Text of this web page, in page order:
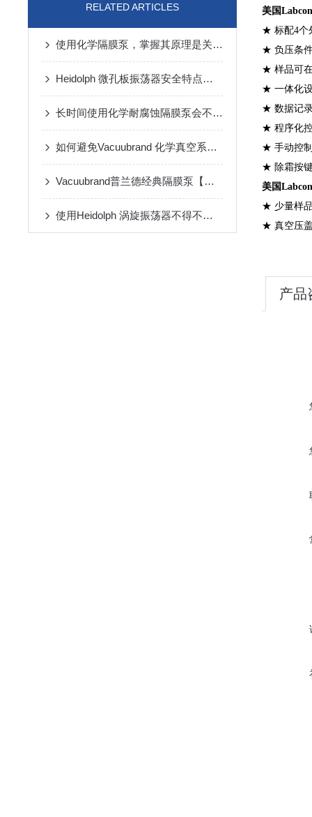
RELATED ARTICLES
使用化学隔膜泵，掌握其原理是关键！
Heidolph 微孔板振荡器安全特点众多，现在才知道
长时间使用化学耐腐蚀隔膜泵会不会出现问题？
如何避免Vacuubrand 化学真空系统出现污染
Vacuubrand普兰德经典隔膜泵【试用+抽礼品】！
使用Heidolph 涡旋振荡器不得不了解的几大特性
美国
★ 标配4个
★ 负压条
★ 样品可
★ 一体化
★ 数据记
★ 程序化
★ 手动控
★ 除霜按
美国
★ 少量样
★ 真空压
产品